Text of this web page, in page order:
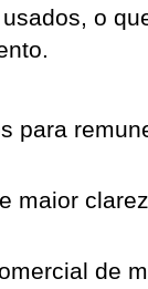
o
para
maior
de